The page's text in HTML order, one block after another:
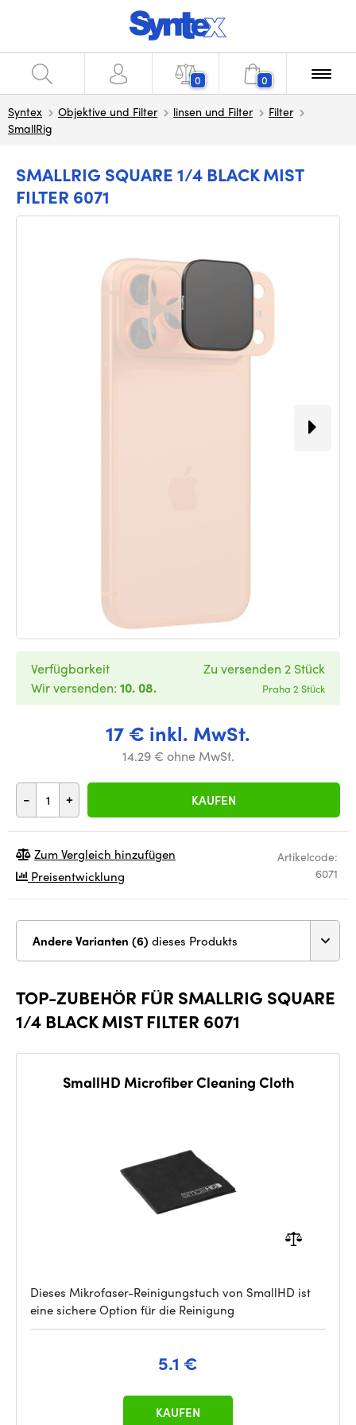
0 0
Syntex Objektive und Filter linsen und Filter
Filter
SmallRig
SMALLRIG SQUARE 1/4 BLACK MIST
FILTER 6071
17 € inkl. MwSt.
14.29 € ohne MwSt.
- + KAUFEN
Verfügbarkeit
Wir versenden: 10. 08.
Zu versenden 2 Stück
Praha 2 Stück
Artikelcode:
6071
Zum Vergleich hinzufügen
Preisentwicklung
Andere Varianten (6) dieses Produkts
TOP-ZUBEHÖR FÜR SMALLRIG SQUARE
1/4 BLACK MIST FILTER 6071
SmallHD Microfiber Cleaning Cloth
Dieses Mikrofaser-Reinigungstuch von SmallHD ist
eine sichere Option für die Reinigung
5.1 €
KAUFEN